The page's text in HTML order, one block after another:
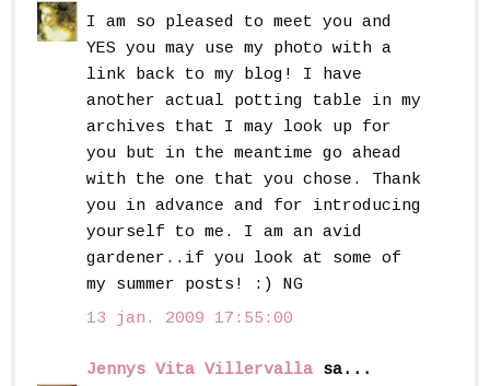
I am so pleased to meet you and
YES you may use my photo with a
link back to my blog! I have
another actual potting table in my
archives that I may look up for
you but in the meantime go ahead
with the one that you chose. Thank
you in advance and for introducing
yourself to me. I am an avid
gardener..if you look at some of
my summer posts! :) NG
13 jan. 2009 17:55:00
Jennys Vita Villervalla sa...